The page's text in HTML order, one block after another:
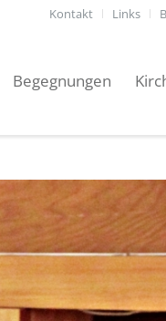
Kontakt Links
Begegnungen